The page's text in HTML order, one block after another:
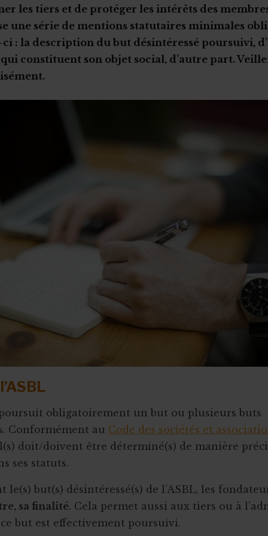
les tiers et de protéger les intérêts des membres
une série de mentions statutaires minimales
: la description du but désintéressé poursuivi,
constituent son objet social, d’autre part.
obligatoirement un but ou plusieurs buts
Conformément au Code des sociétés et
doit/doivent être déterminé(s) de manière
ses statuts.
le(s) but(s) désintéressé(s) de l’ASBL, les
sa finalité. Cela permet aussi aux tiers ou à
but est effectivement poursuivi.